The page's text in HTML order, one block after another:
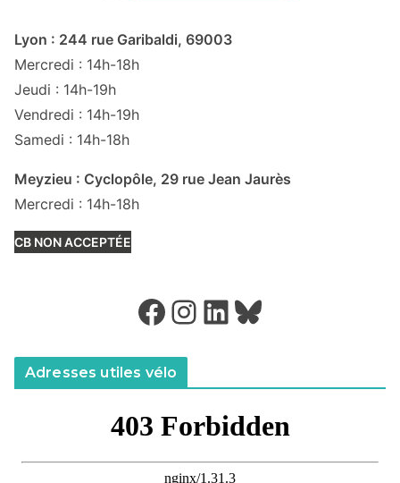
Lyon : 244 rue Garibaldi, 69003
Mercredi : 14h-18h
Jeudi : 14h-19h
Vendredi : 14h-19h
Samedi : 14h-18h
Meyzieu : Cyclopôle, 29 rue Jean Jaurès
Mercredi : 14h-18h
CB NON ACCEPTÉE
Facebook Instagram LinkedIn Bluesky
Adresses utiles vélo